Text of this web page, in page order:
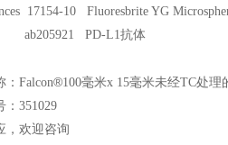
17154-10 Fluoresbrite YG
ab205921 PD-L1抗体
：Falcon®100毫米x 15毫米未经TC处理
：351029
，欢迎咨询